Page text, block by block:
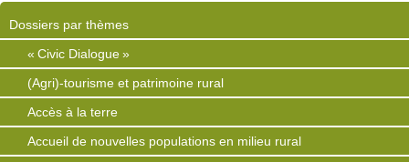
Dossiers par thèmes
« Civic Dialogue »
(Agri)-tourisme et patrimoine rural
Accès à la terre
Accueil de nouvelles populations en milieu rural